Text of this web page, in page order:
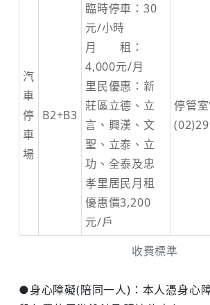
收費標準
汽
車
停
車
場
B2+B3
臨時停車：30
元/小時
月 租：
4,000元/月
里民優惠：新
莊區立德、立
言、興漢、文
聖、立泰、立
功、全泰及忠
孝里居民月租
優惠價3,200
元/戶
停管室
●身心障礙(陪同一人)：本人憑身心